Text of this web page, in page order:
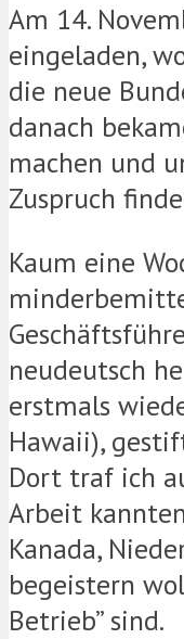
Am 14.
eingeladen,
die neue
danach
machen und
Zuspruch
Kaum eine
neudeutsch
erstmals
Hawaii),
Dort traf ich
Arbeit
Kanada,
begeistern
Betrieb” sind.